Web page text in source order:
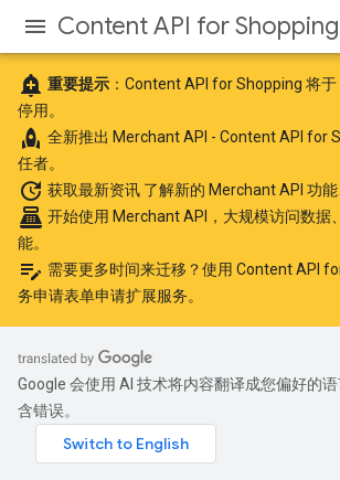
Content API for Shopping
add_alert 重要提示 ：Content API for Shopping 将于
停用。
rocket 全新推出 Merchant API - Content API for
任者。
update 获取最新资讯 了解新的 Merchant API 功能
point_of_sale 开始使用 Merchant API
，大规模访问数据
能。
edit_note 需要更多时间来迁移？使用 Content API
务申请表单申请扩展服务。
Google 会使用 AI 技术将内容翻译成您偏好的
含错误。